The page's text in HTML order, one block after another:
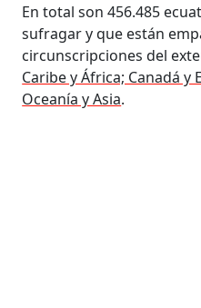
En total son 456.485
sufragar y que están
circunscripciones del
Caribe y África; Canadá y
Oceanía y Asia.